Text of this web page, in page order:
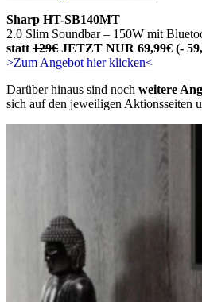
Sharp HT-SB140MT
2.0 Slim Soundbar – 150W mit
statt 129€ JETZT NUR 69,99€ (-
>Zum Angebot hier klicken<
Darüber hinaus sind noch weitere
sich auf den jeweiligen Aktionsseiten